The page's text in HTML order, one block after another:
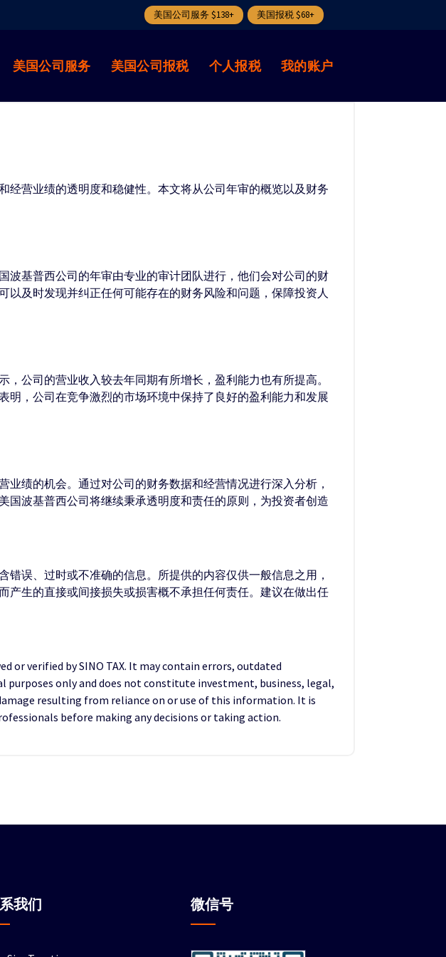
美国公司服务 $138+ 美国报税 $68+
美国公司服务 美国公司报税 个人报税 我的账户
营业绩的透明度和稳健性。本文将从公司年审的概览以及财务
基普西公司的年审由专业的审计团队进行，他们会对公司的财
及时发现并纠正任何可能存在的财务风险和问题，保障投资人
公司的营业收入较去年同期有所增长，盈利能力也有所提高。
，公司在竞争激烈的市场环境中保持了良好的盈利能力和发展
绩的机会。通过对公司的财务数据和经营情况进行深入分析，
波基普西公司将继续秉承透明度和责任的原则，为投资者创造
错误、过时或不准确的信息。所提供的内容仅供一般信息之用，
产生的直接或间接损失或损害概不承担任何责任。建议在做出任
or verified by SINO TAX. It may contain errors, outdated
only and does not constitute investment, business, legal,
resulting from reliance on or use of this information. It is
before making any decisions or taking action.
联系我们 微信号